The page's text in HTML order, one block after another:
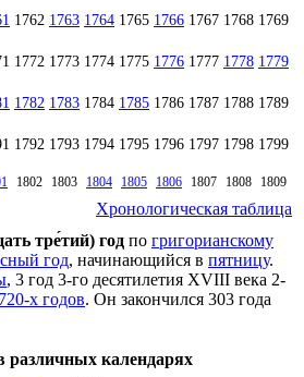
1762 1763 1764 1765 1766 1767 1768 1769
1772 1773 1774 1775 1776 1777 1778 1779
1782 1783 1784 1785 1786 1787 1788 1789
1792 1793 1794 1795 1796 1797 1798 1799
1802 1803 1804 1805 1806 1807 1808 1809
Хронологическая таблица
тре́тий) год по григорианскому
год, начинающийся в пятницу.
, 3 год 3-го десятилетия XVIII века 2-
х годов. Он закончился 303 года
различных календарях